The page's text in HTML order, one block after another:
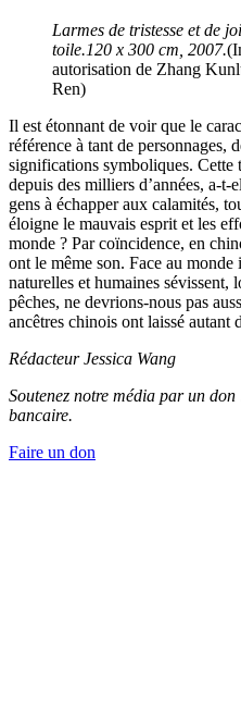
Larmes de tristesse et de
toile.120 x 300 cm, 2007.
autorisation de Zhang
Ren)
Il est étonnant de voir que le
référence à tant de personnages,
significations symboliques. Cette
depuis des milliers d’années, a-t-
gens à échapper aux calamités,
éloigne le mauvais esprit et les
monde ? Par coïncidence, en
ont le même son. Face au
naturelles et humaines sévissent,
pêches, ne devrions-nous pas
ancêtres chinois ont laissé autant
RédacteurJessica Wang
Soutenez notre média par un
bancaire.
Faire un don